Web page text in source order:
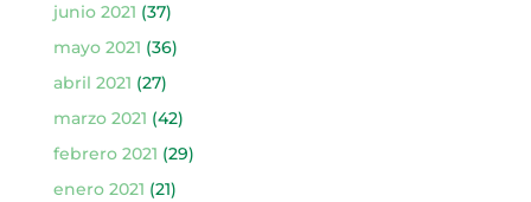
junio 2021 (37)
mayo 2021 (36)
abril 2021 (27)
marzo 2021 (42)
febrero 2021 (29)
enero 2021 (21)